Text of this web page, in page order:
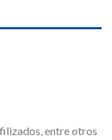
entre otros